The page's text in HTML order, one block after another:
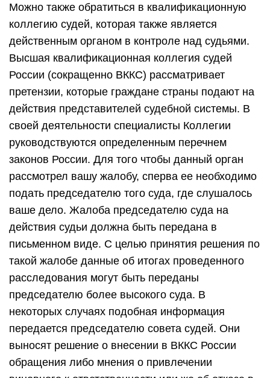
Можно также обратиться в квалификационную
коллегию судей, которая также является
действенным органом в контроле над судьями.
Высшая квалификационная коллегия судей
России (сокращенно ВККС) рассматривает
претензии, которые граждане страны подают на
действия представителей судебной системы. В
своей деятельности специалисты Коллегии
руководствуются определенным перечнем
законов России. Для того чтобы данный орган
рассмотрел вашу жалобу, сперва ее необходимо
подать председателю того суда, где слушалось
ваше дело. Жалоба председателю суда на
действия судьи должна быть передана в
письменном виде. С целью принятия решения по
такой жалобе данные об итогах проведенного
расследования могут быть переданы
председателю более высокого суда. В
некоторых случаях подобная информация
передается председателю совета судей. Они
выносят решение о внесении в ВККС России
обращения либо мнения о привлечении